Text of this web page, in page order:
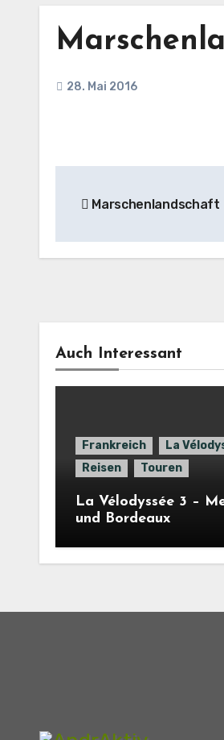
28. Mai 2016
Marschenlandschaft
Auch Interessant
Frankreich
La
Reisen
Touren
La Vélodyssée 3 –
und Bordeaux